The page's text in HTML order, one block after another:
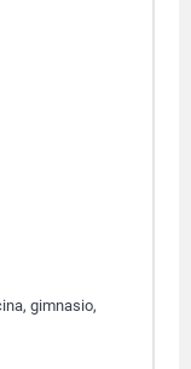
gimnasio,